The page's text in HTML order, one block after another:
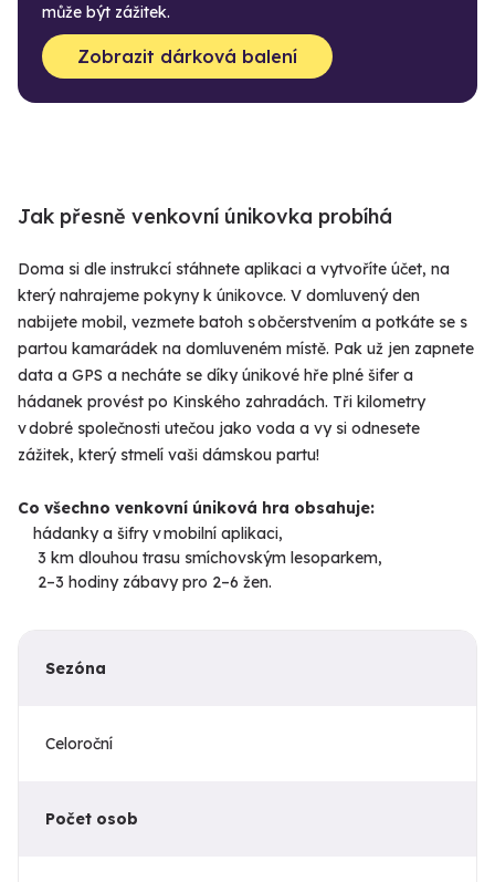
může být zážitek.
Zobrazit dárková balení
Jak přesně venkovní únikovka probíhá
Doma si dle instrukcí stáhnete aplikaci a vytvoříte účet, na
který nahrajeme pokyny k únikovce. V domluvený den
nabijete mobil, vezmete batoh s občerstvením a potkáte se s
partou kamarádek na domluveném místě. Pak už jen zapnete
data a GPS a necháte se díky únikové hře plné šifer a
hádanek provést po Kinského zahradách. Tři kilometry
v dobré společnosti utečou jako voda a vy si odnesete
zážitek, který stmelí vaši dámskou partu!
Co všechno venkovní úniková hra obsahuje:
hádanky a šifry v mobilní aplikaci,
3 km dlouhou trasu smíchovským lesoparkem,
2–3 hodiny zábavy pro 2–6 žen.
Sezóna
Celoroční
Počet osob